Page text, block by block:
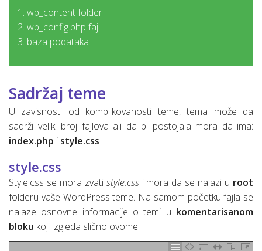
wp_content folder
wp_config.php fajl
baza podataka
Sadržaj teme
U zavisnosti od komplikovanosti teme, tema može da
sadrži veliki broj fajlova ali da bi postojala mora da ima:
index.php i style.css
style.css
Style.css se mora zvati style.cssi mora da se nalazi u root
folderu vaše WordPress teme. Na samom početku fajla se
nalaze osnovne informacije o temi u komentarisanom
bloku koji izgleda slično ovome: